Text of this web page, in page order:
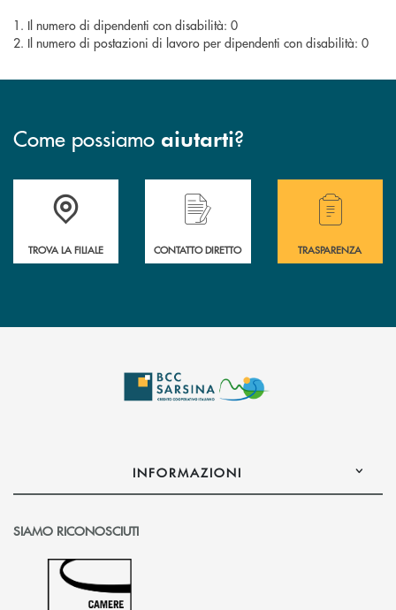
1. Il numero di dipendenti con disabilità: 0
2. Il numero di postazioni di lavoro per dipendenti con disabilità: 0
Come possiamo aiutarti?
Accedi all'elenco completo delle filiali di Bcc Sarsina.
TROVA LA FILIALE
Hai bisogno di assistenza immediata ?
CONTATTO DIRETTO
Hai bisogno di
TRASPARENZA
INFORMAZIONI
SIAMO RICONOSCIUTI